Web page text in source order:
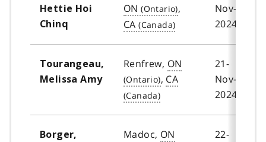
Hettie Hoi
Chinq
ON
,
CA
Nov-
2024
Tourangeau,
Melissa Amy
Renfrew, ON
, CA
21-
Nov-
2024
Borger,
Madoc, ON
22-